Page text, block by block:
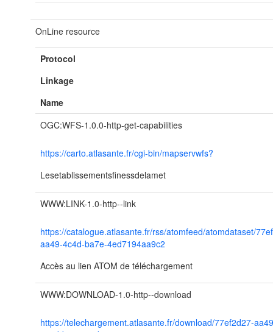
OnLine resource
Protocol
Linkage
Name
OGC:WFS-1.0.0-http-get-capabilities
https://carto.atlasante.fr/cgi-bin/mapservwfs?
Lesetablissementsfinessdelamet
WWW:LINK-1.0-http--link
https://catalogue.atlasante.fr/rss/atomfeed/atomdataset/
aa49-4c4d-ba7e-4ed7194aa9c2
Accès au lien ATOM de téléchargement
WWW:DOWNLOAD-1.0-http--download
https://telechargement.atlasante.fr/download/77ef2d27-